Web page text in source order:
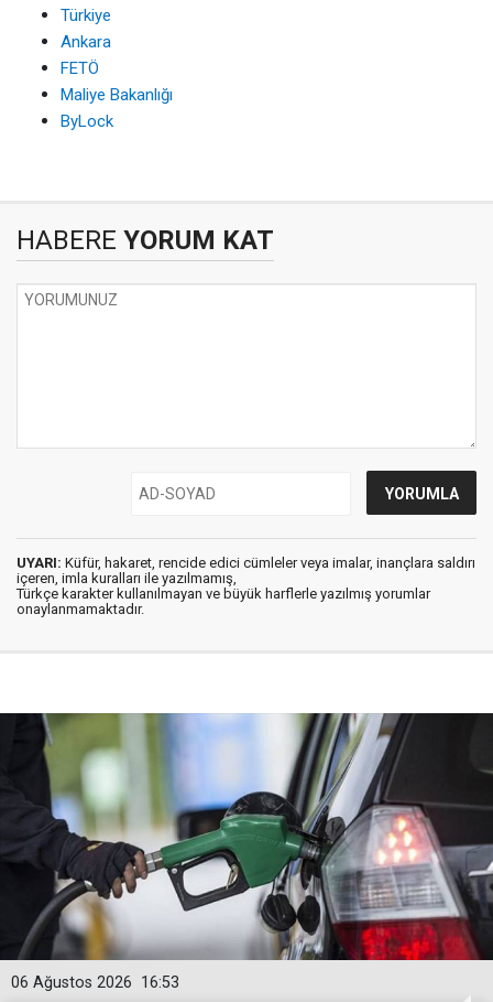
Türkiye
Ankara
FETÖ
Maliye Bakanlığı
ByLock
HABERE YORUM KAT
UYARI: Küfür, hakaret, rencide edici cümleler veya imalar, inançlara saldırı
içeren, imla kuralları ile yazılmamış,
Türkçe karakter kullanılmayan ve büyük harflerle yazılmış yorumlar
onaylanmamaktadır.
16:53
06 Ağustos 2026